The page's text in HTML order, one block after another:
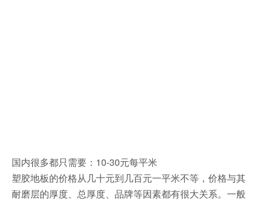
国内很多都只需要：10-30元每平米
塑胶地板的价格从几十元到几百元一平米不等，价格与其
耐磨层的厚度、总厚度、品牌等因素都有很大关系。一般